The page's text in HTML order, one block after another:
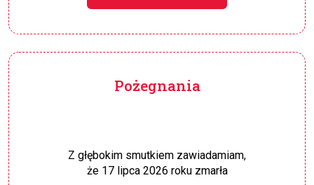
Pożegnania
Z głębokim smutkiem zawiadamiam,
że 17 lipca 2026 roku zmarła